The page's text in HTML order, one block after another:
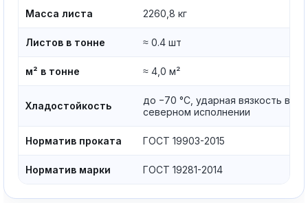
Масса листа 2260,8 кг
Листов в тонне ≈ 0.4 шт
м² в тонне ≈ 4,0 м²
Хладостойкость
до −70 °C, ударная вязкость в
северном исполнении
Норматив проката ГОСТ 19903-2015
Норматив марки ГОСТ 19281-2014